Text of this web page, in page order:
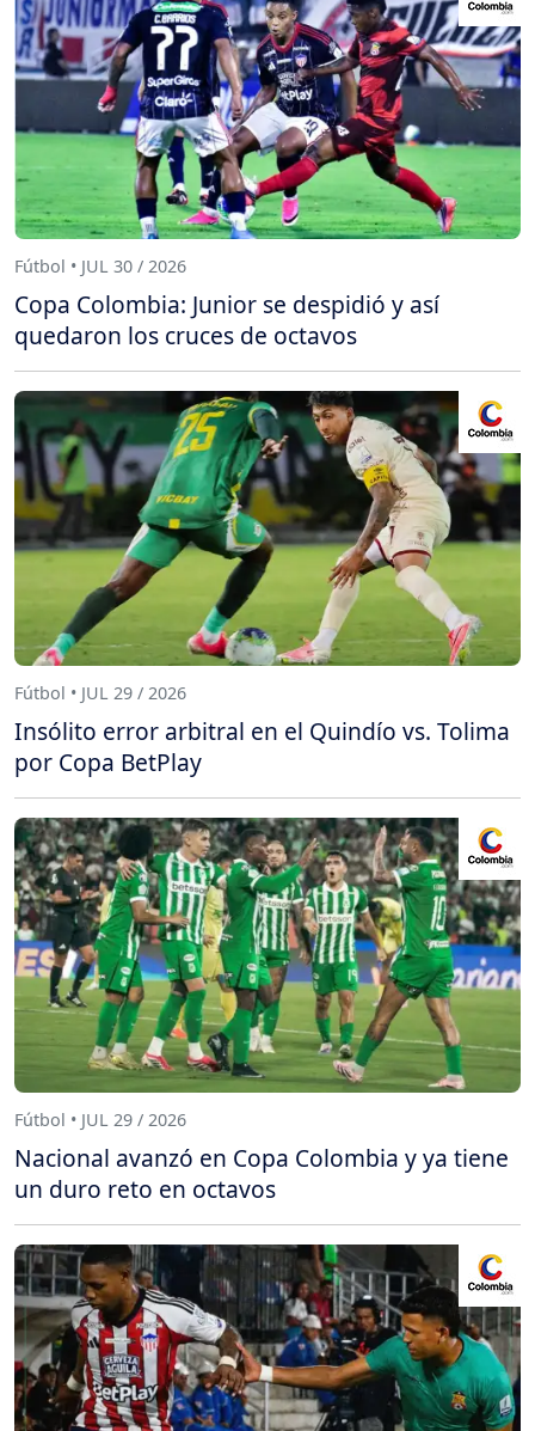
Fútbol • JUL 30 / 2026
Copa Colombia: Junior se despidió y así
quedaron los cruces de octavos
Fútbol • JUL 29 / 2026
Insólito error arbitral en el Quindío vs. Tolima
por Copa BetPlay
Fútbol • JUL 29 / 2026
Nacional avanzó en Copa Colombia y ya tiene
un duro reto en octavos